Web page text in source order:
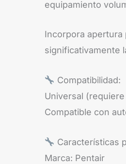
equipamiento
Incorpora apertura
significativamente
Compatibilidad:
Universal
Compatible con
Características
Marca: Pentair